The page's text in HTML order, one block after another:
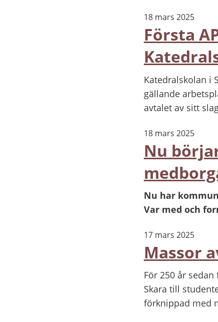
18 mars 2025
Första
Katedralskolan i
gällande
avtalet av sitt
18 mars 2025
Nu
Nu har
Var med och
17 mars 2025
Massor
För 250 år
Skara till
förknippad med